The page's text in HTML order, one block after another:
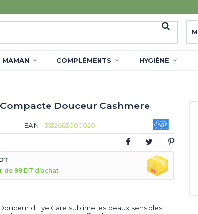
MAMAN COMPLÉMENTS HYGIÈNE
Douceur Cashmere
EAN : 3532663000020
de 99 DT d'achat
d'Eye Care sublime les peaux sensibles